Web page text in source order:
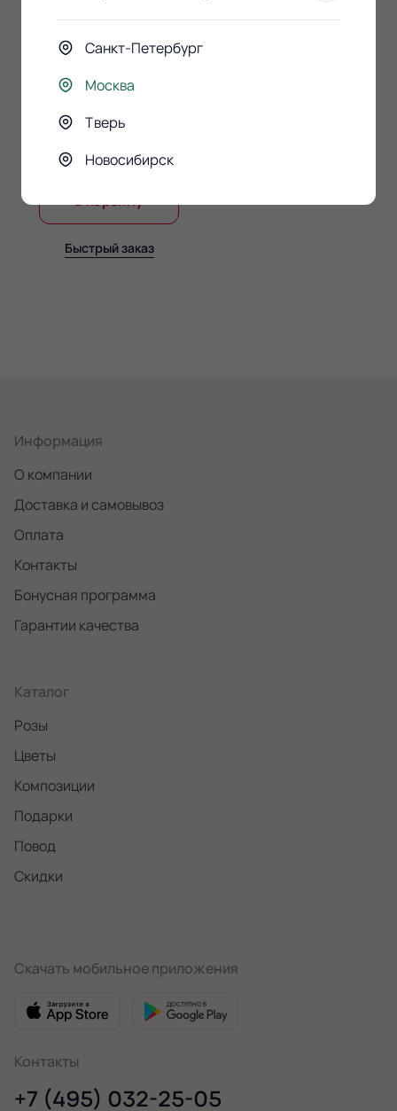
890 ₽
В корзину
Быстрый заказ
Информация
О компании
Доставка и самовывоз
Оплата
Контакты
Бонусная программа
Гарантии качества
Каталог
Розы
Цветы
Композиции
Подарки
Повод
Скидки
Скачать мобильное приложения
Контакты
+7 (495) 032-25-05
Санкт-Петербург
Москва
Тверь
Новосибирск